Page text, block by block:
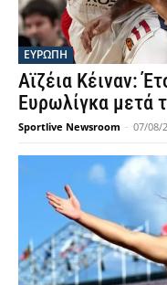
ΕΥΡΩΠΗ
Αϊζέια Κέιναν:
Ευρωλίγκα μετά
Sportlive Newsroom - 07/08/